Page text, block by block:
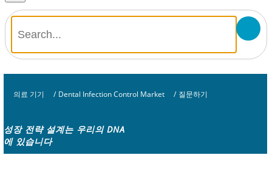
의료 기기 / Dental Infection Control Market / 질문하기
성장 전략 설계는 우리의 DNA
에 있습니다